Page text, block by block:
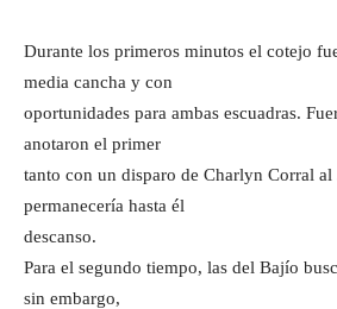
Durante los primeros minutos el cotejo
media cancha y con
oportunidades para ambas escuadras.
anotaron el primer
tanto con un disparo de Charlyn Corral al
permanecería hasta él
descanso.
Para el segundo tiempo, las del Bajío
sin embargo,